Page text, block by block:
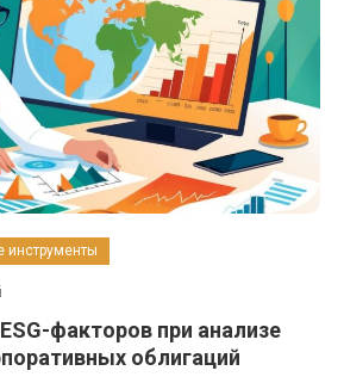
инструменты
факторов при анализе
облигаций